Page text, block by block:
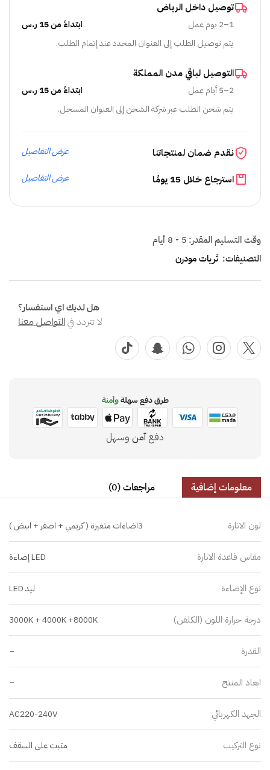
توصيل داخل الرياض
1–2 يوم عمل
ابتداءً من 15 ر.س
يتم توصيل الطلب إلى العنوان المحدد عند إتمام الطلب.
التوصيل لباقي مدن المملكة
2–5 أيام عمل
ابتداءً من 15 ر.س
يتم شحن الطلب عبر شركة الشحن إلى العنوان المسجل.
نقدم ضمان لمنتجاتنا عرض التفاصيل
استرجاع خلال 15 يومًا عرض التفاصيل
وقت التسليم المقدر: 5 - 8 أيام
التصنيفات: ثريات مودرن
هل لديك اي استفسار؟
لا تتردد فيالتواصل معنا
طرق دفع سهلةوآمنة
دفعآمن وسهل
معلومات إضافية مراجعات (0)
لون الانارة 3اضاءات متغيرة ( كريمي + اصفر + ابيض )
مقاس قاعدة الانارة LED إضاءة
نوع الإضاءة ليد LED
درجة حرارة اللون (الكلفن) 3000K + 4000K +8000K
القدرة –
ابعاد المنتج –
الجهد الكهربائي AC220-240V
نوع التركيب مثبت على السقف